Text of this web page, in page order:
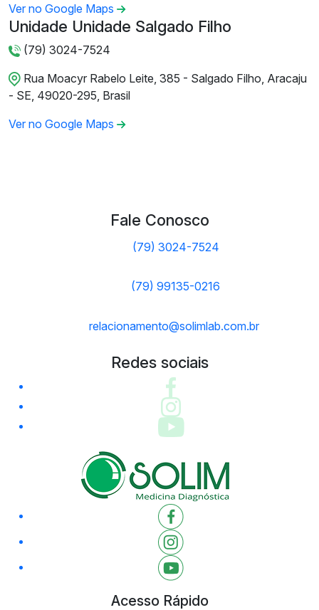
Ver no Google Maps
Unidade Unidade Salgado Filho
(79) 3024-7524
Rua Moacyr Rabelo Leite, 385 - Salgado Filho, Aracaju
- SE, 49020-295, Brasil
Ver no Google Maps
Fale Conosco
(79) 3024-7524
(79) 99135-0216
relacionamento@solimlab.com.br
Redes sociais
Acesso Rápido